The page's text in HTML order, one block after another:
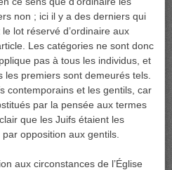
non ; ici il y a des derniers qui
lot réservé d’ordinaire aux
Les catégories ne sont donc
pas à tous les individus, et
premiers sont demeurés tels.
contemporains et les gentils, car
par la pensée aux termes
que les Juifs étaient les
opposition aux gentils.
aux circonstances de l’Église